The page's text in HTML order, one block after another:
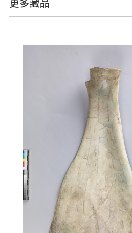
更多藏品